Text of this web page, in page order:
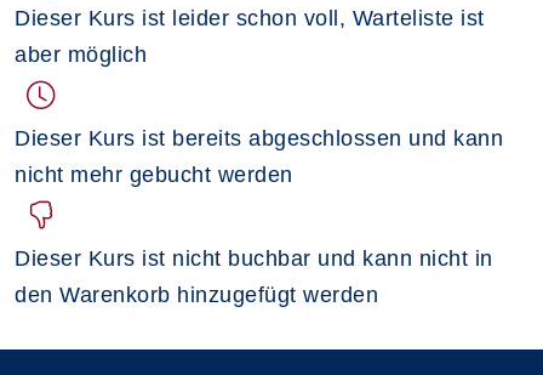
Dieser Kurs ist leider schon voll, Warteliste ist
aber möglich
Dieser Kurs ist bereits abgeschlossen und kann
nicht mehr gebucht werden
Dieser Kurs ist nicht buchbar und kann nicht in
den Warenkorb hinzugefügt werden